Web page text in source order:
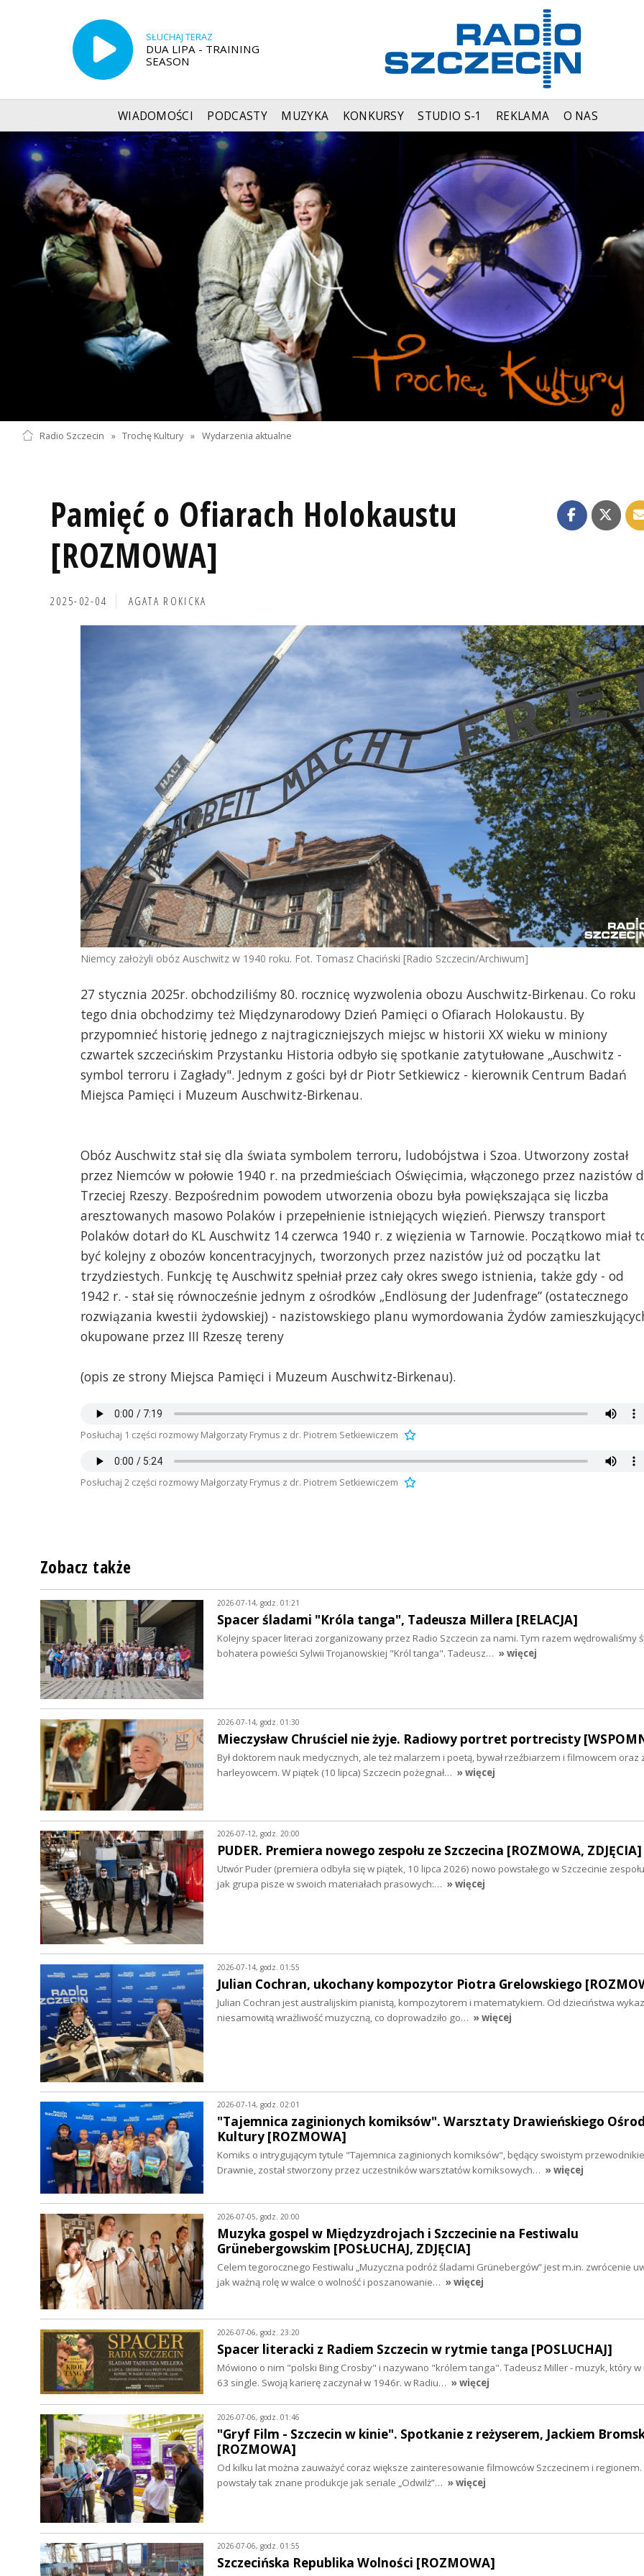
SŁUCHAJ TERAZ
DUA LIPA - TRAINING
SEASON
WIADOMOŚCI PODCASTY MUZYKA KONKURSY STUDIO S-1 REKLAMA O NAS
Radio Szczecin » Trochę Kultury » Wydarzenia aktualne
Pamięć o Ofiarach Holokaustu
[ROZMOWA]
2025-02-04 AGATA ROKICKA
Niemcy założyli obóz Auschwitz w 1940 roku. Fot. Tomasz Chaciński [Radio Szczecin/Archiwum]
27 stycznia 2025r. obchodziliśmy 80. rocznicę wyzwolenia obozu Auschwitz-Birkenau. Co roku
tego dnia obchodzimy też Międzynarodowy Dzień Pamięci o Ofiarach Holokaustu. By
przypomnieć historię jednego z najtragiczniejszych miejsc w historii XX wieku w miniony
czwartek szczecińskim Przystanku Historia odbyło się spotkanie zatytułowane „Auschwitz -
symbol terroru i Zagłady". Jednym z gości był dr Piotr Setkiewicz - kierownik Centrum Badań
Miejsca Pamięci i Muzeum Auschwitz-Birkenau.
Obóz Auschwitz stał się dla świata symbolem terroru, ludobójstwa i Szoa. Utworzony został
przez Niemców w połowie 1940 r. na przedmieściach Oświęcimia, włączonego przez nazistów
Trzeciej Rzeszy. Bezpośrednim powodem utworzenia obozu była powiększająca się liczba
aresztowanych masowo Polaków i przepełnienie istniejących więzień. Pierwszy transport
Polaków dotarł do KL Auschwitz 14 czerwca 1940 r. z więzienia w Tarnowie. Początkowo miał
być kolejny z obozów koncentracyjnych, tworzonych przez nazistów już od początku lat
trzydziestych. Funkcję tę Auschwitz spełniał przez cały okres swego istnienia, także gdy - od
1942 r. - stał się równocześnie jednym z ośrodków „Endlösung der Judenfrage” (ostatecznego
rozwiązania kwestii żydowskiej) - nazistowskiego planu wymordowania Żydów
okupowane przez III Rzeszę tereny
(opis ze strony Miejsca Pamięci i Muzeum Auschwitz-Birkenau).
Posłuchaj 1 części rozmowy Małgorzaty Frymus z dr. Piotrem Setkiewiczem
Posłuchaj 2 części rozmowy Małgorzaty Frymus z dr. Piotrem Setkiewiczem
Zobacz także
2026-07-14, godz. 01:21
Spacer śladami "Króla tanga", Tadeusza Millera [RELACJA]
Kolejny spacer literaci zorganizowany przez Radio Szczecin za nami. Tym razem wędrowaliśmy
bohatera powieści Sylwii Trojanowskiej "Król tanga". Tadeusz… » więcej
2026-07-14, godz. 01:30
Mieczysław Chruściel nie żyje. Radiowy portret portrecisty
Był doktorem nauk medycznych, ale też malarzem i poetą, bywał rzeźbiarzem i filmowcem oraz
harleyowcem. W piątek (10 lipca) Szczecin pożegnał… » więcej
2026-07-12, godz. 20:00
PUDER. Premiera nowego zespołu ze Szczecina [ROZMOWA, ZDJĘCIA]
Utwór Puder (premiera odbyła się w piątek, 10 lipca 2026) nowo powstałego w Szczecinie
jak grupa pisze w swoich materiałach prasowych:… » więcej
2026-07-14, godz. 01:55
Julian Cochran, ukochany kompozytor Piotra Grelowskiego
Julian Cochran jest australijskim pianistą, kompozytorem i matematykiem. Od dzieciństwa
niesamowitą wrażliwość muzyczną, co doprowadziło go… » więcej
2026-07-14, godz. 02:01
"Tajemnica zaginionych komiksów". Warsztaty Drawieńskiego
Kultury [ROZMOWA]
Komiks o intrygującym tytule "Tajemnica zaginionych komiksów", będący swoistym
Drawnie, został stworzony przez uczestników warsztatów komiksowych… » więcej
2026-07-05, godz. 20:00
Muzyka gospel w Międzyzdrojach i Szczecinie na Festiwalu
Grünebergowskim [POSŁUCHAJ, ZDJĘCIA]
Celem tegorocznego Festiwalu „Muzyczna podróż śladami Grünebergów” jest m.in. zwrócenie
jak ważną rolę w walce o wolność i poszanowanie… » więcej
2026-07-06, godz. 23:20
Spacer literacki z Radiem Szczecin w rytmie tanga [POSLUCHAJ]
Mówiono o nim "polski Bing Crosby" i nazywano "królem tanga". Tadeusz Miller - muzyk, który w
63 single. Swoją karierę zaczynał w 1946r. w Radiu… » więcej
2026-07-06, godz. 01:46
"Gryf Film - Szczecin w kinie". Spotkanie z reżyserem, Jackiem
[ROZMOWA]
Od kilku lat można zauważyć coraz większe zainteresowanie filmowców Szczecinem i
powstały tak znane produkcje jak seriale „Odwilż”… » więcej
2026-07-06, godz. 01:55
Szczecińska Republika Wolności [ROZMOWA]